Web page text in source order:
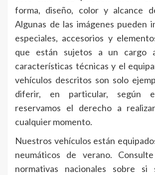
forma, diseño, color y alcance
Algunas de las imágenes pueden
especiales, accesorios y
que están sujetos a un cargo
características técnicas y el
vehículos descritos son solo
diferir, en particular, según
reservamos el derecho a
cualquier momento.
Nuestros vehículos están
neumáticos de verano.
normativas nacionales sobre si